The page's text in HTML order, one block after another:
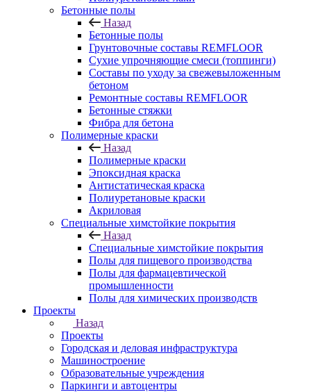
Бетонные полы
Назад
Бетонные полы
Грунтовочные составы REMFLOOR
Сухие упрочняющие смеси (топпинги)
Составы по уходу за свежевыложенным
бетоном
Ремонтные составы REMFLOOR
Бетонные стяжки
Фибра для бетона
Полимерные краски
Назад
Полимерные краски
Эпоксидная краска
Антистатическая краска
Полиуретановые краски
Акриловая
Специальные химстойкие покрытия
Назад
Специальные химстойкие покрытия
Полы для пищевого производства
Полы для фармацевтической
промышленности
Полы для химических производств
Проекты
Назад
Проекты
Городская и деловая инфраструктура
Машиностроение
Образовательные учреждения
Паркинги и автоцентры